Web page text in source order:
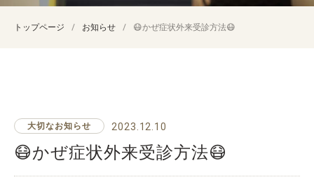
トップページ お知らせ 😷かぜ症状外来受診方法😷
大切なお知らせ 2023.12.10
😷かぜ症状外来受診方法😷